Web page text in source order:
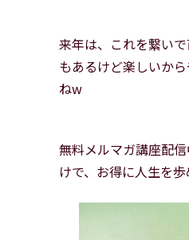
来年は、これを繋い
もあるけど楽しいか
ねw
無料メルマガ講座配
けで、お得に人生を